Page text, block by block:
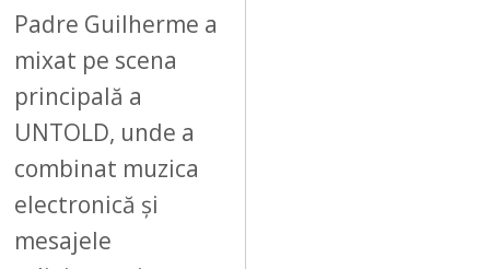
2
Padre Guilherme a
mixat pe scena
principală a
UNTOLD, unde a
combinat muzica
electronică și
mesajele